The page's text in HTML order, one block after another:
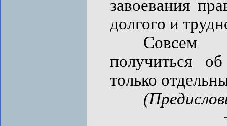
завоевания
долгого и
Совсем
получиться
только